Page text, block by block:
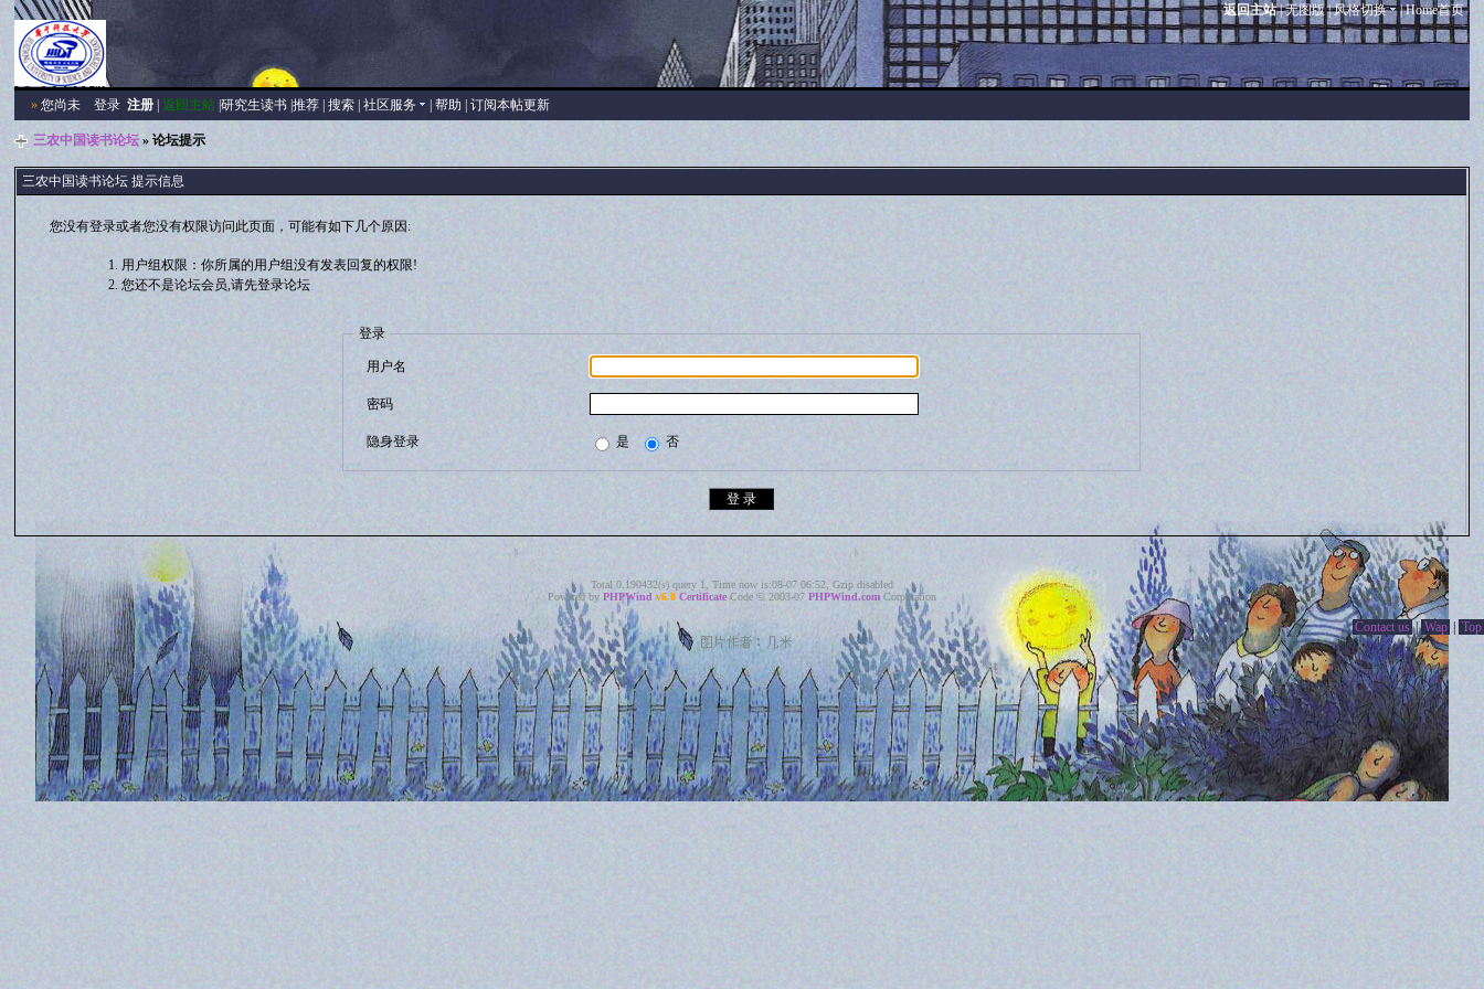
返回主站|无图版|风格切换 |Home首页
» 您尚未登录 注册 |返回主站 |研究生读书 |推荐 |搜索 |社区服务 |帮助 |订阅本帖更新
三农中国读书论坛 » 论坛提示
三农中国读书论坛 提示信息
您没有登录或者您没有权限访问此页面，可能有如下几个原因:
用户组权限：你所属的用户组没有发表回复的权限!
您还不是论坛会员,请先登录论坛
登录
用户名
密码
隐身登录 是 否
Total 0.190432(s) query 1, Time now is:08-07 06:52, Gzip disabled
Powered by PHPWind v6.0 Certificate Code © 2003-07 PHPWind.com Corporation
Contact us | Wap | Top